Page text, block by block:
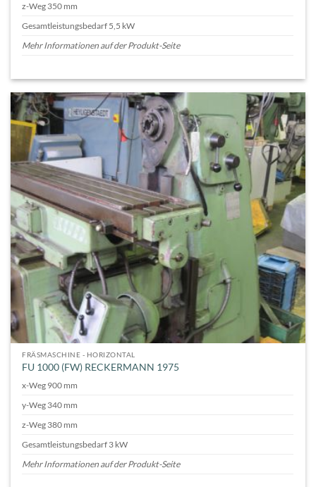
z-Weg 350 mm
Gesamtleistungsbedarf 5,5 kW
Mehr Informationen auf der Produkt-Seite
FRÄSMASCHINE - HORIZONTAL
FU 1000 (FW) RECKERMANN 1975
x-Weg 900 mm
y-Weg 340 mm
z-Weg 380 mm
Gesamtleistungsbedarf 3 kW
Mehr Informationen auf der Produkt-Seite